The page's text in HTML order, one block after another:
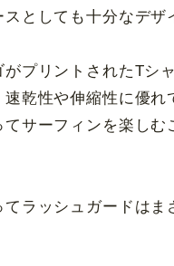
としても十分なデザ
プリントされたTシ
乾性や伸縮性に優れ
サーフィンを楽しむ
てラッシュガードはま